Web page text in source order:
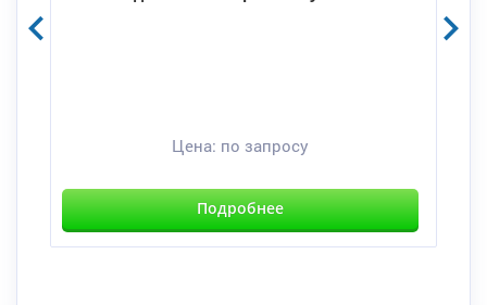
Цена: по запросу
Подробнее